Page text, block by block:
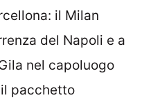
il Milan
del Napoli e a
nel capoluogo
pacchetto